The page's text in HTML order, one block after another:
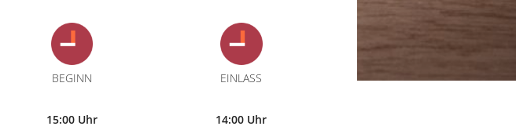
BEGINN
15:00 Uhr
EINLASS
14:00 Uhr